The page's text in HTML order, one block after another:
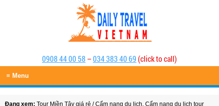
0908 44 00 58 –034 383 40 69 (click to call)
≡ Menu
Đang xem: Tour Miền Tây giá rẻ /Cẩm nang du lịch, Cẩm nang du lịch tour